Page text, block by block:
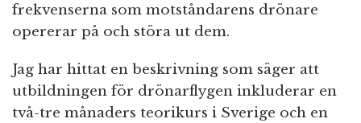
frekvenserna som motståndarens drönare
opererar på och störa ut dem.
Jag har hittat en beskrivning som säger att
utbildningen för drönarflygen inkluderar en
två-tre månaders teorikurs i Sverige och en